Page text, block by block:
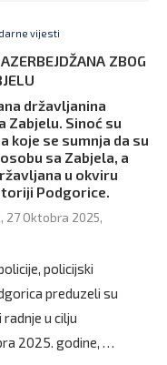
vijesti
ZBOG
državljanina
Zabjelu. Sinoć su
koje se sumnja da su
sa Zabjela, a
u okviru
Podgorice.
27 Oktobra 2025,
policijski
preduzeli su
u cilju
2025. godine, …